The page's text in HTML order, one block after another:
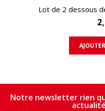
Lot de 2 dessous
Notre newsletter rien